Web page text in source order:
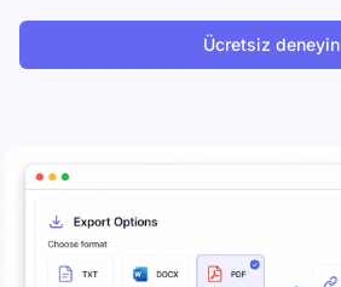
Ücretsiz deneyin